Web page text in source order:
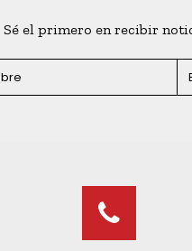
Sé el primero en recibir